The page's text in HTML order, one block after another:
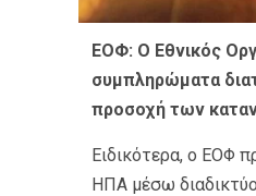
ΕΟΦ: Ο Εθνικός
συμπληρώματα
προσοχή των
Ειδικότερα, ο ΕΟΦ
ΗΠΑ μέσω